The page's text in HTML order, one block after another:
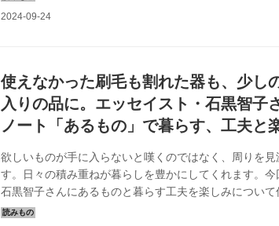
うです。（『天然生活』2020年8月号掲載）
使えなかった刷毛も割れた器も、少し
入りの品に。エッセイスト・石黒智子
ノート「あるもの」で暮らす、工夫と
欲しいものが手に入らないと嘆くのではなく、周りを
す。日々の積み重ねが暮らしを豊かにしてくれます。今
石黒智子さんにあるものと暮らす工夫を楽しみについて
は、「センスは環境が鍛えてくれるもの」と話します。